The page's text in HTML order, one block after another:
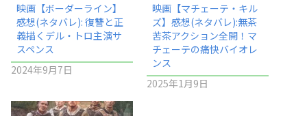
映画【ボーダーライン】
感想(ネタバレ): 復讐と正
義描くデル・トロ主演サ
スペンス
2024年9月7日
映画【マチェーテ・キル
ズ】感想(ネタバレ):無茶
苦茶アクション全開！マ
チェーテの痛快バイオレ
ンス
2025年1月9日